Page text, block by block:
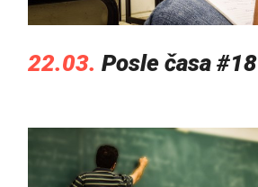
22.03. Posle časa #18